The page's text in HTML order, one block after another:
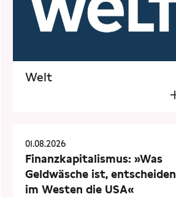
Welt
01.08.2026
Finanzkapitalismus: »Was
Geldwäsche ist, entscheiden
im Westen die USA«